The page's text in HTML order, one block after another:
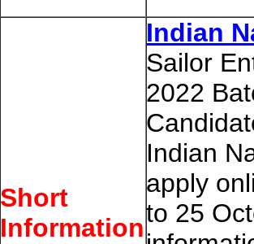
Short
Information
Indian
Sailor
2022
Indian
apply
to 25